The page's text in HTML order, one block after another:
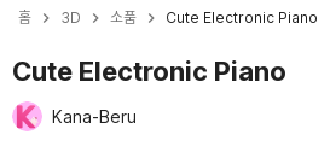
홈 3D 소품 Cute Electronic Piano
Cute Electronic Piano
Kana-Beru